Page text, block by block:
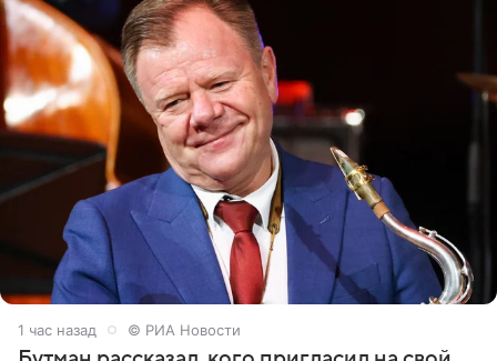
1 час назад © РИА Новости